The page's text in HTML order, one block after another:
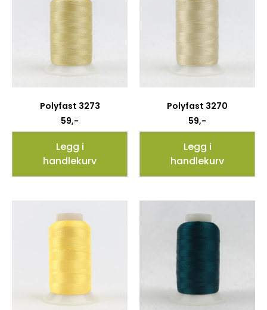
Polyfast 3273
59,-
Legg i
handlekurv
Polyfast 3270
59,-
Legg i
handlekurv